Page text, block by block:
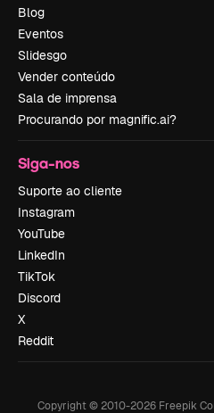
Blog
Eventos
Slidesgo
Vender conteúdo
Sala de imprensa
Procurando por magnific.ai?
Siga-nos
Suporte ao cliente
Instagram
YouTube
LinkedIn
TikTok
Discord
X
Reddit
Copyright © 2010-2026Freepik